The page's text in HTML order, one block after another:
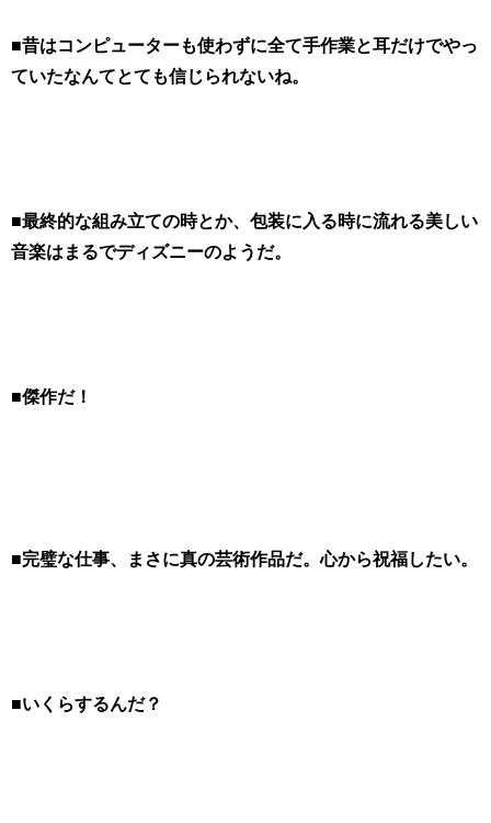
■昔はコンピューターも使わずに全て手作業と耳だけでやっ
ていたなんてとても信じられないね。
■最終的な組み立ての時とか、包装に入る時に流れる美しい
音楽はまるでディズニーのようだ。
■傑作だ！
■完璧な仕事、まさに真の芸術作品だ。心から祝福したい。
■いくらするんだ？